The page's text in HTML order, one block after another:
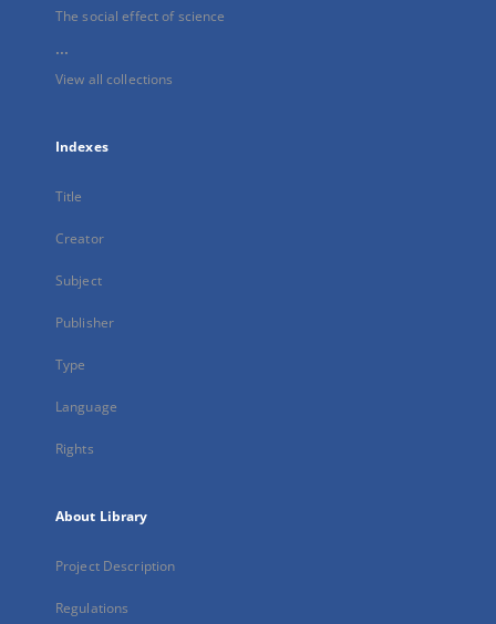
The social effect of science
...
View all collections
Indexes
Title
Creator
Subject
Publisher
Type
Language
Rights
About Library
Project Description
Regulations